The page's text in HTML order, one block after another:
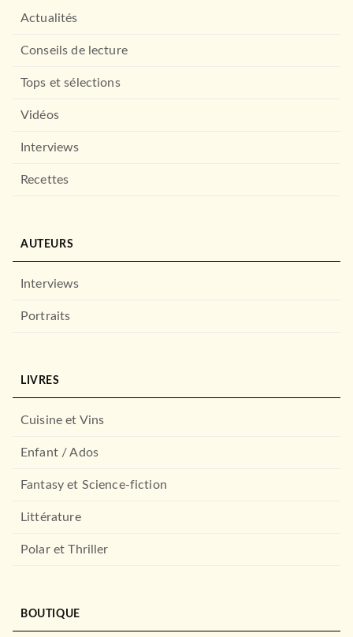
Actualités
Conseils de lecture
Tops et sélections
Vidéos
Interviews
Recettes
AUTEURS
Interviews
Portraits
LIVRES
Cuisine et Vins
Enfant / Ados
Fantasy et Science-fiction
Littérature
Polar et Thriller
BOUTIQUE